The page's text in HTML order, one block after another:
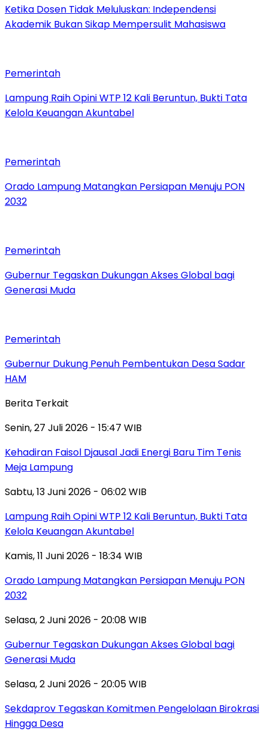
Ketika Dosen Tidak Meluluskan: Independensi
Akademik Bukan Sikap Mempersulit Mahasiswa
Pemerintah
Lampung Raih Opini WTP 12 Kali Beruntun, Bukti Tata
Kelola Keuangan Akuntabel
Pemerintah
Orado Lampung Matangkan Persiapan Menuju PON
2032
Pemerintah
Gubernur Tegaskan Dukungan Akses Global bagi
Generasi Muda
Pemerintah
Gubernur Dukung Penuh Pembentukan Desa Sadar
HAM
Berita Terkait
Senin, 27 Juli 2026 - 15:47 WIB
Kehadiran Faisol Djausal Jadi Energi Baru Tim Tenis
Meja Lampung
Sabtu, 13 Juni 2026 - 06:02 WIB
Lampung Raih Opini WTP 12 Kali Beruntun, Bukti Tata
Kelola Keuangan Akuntabel
Kamis, 11 Juni 2026 - 18:34 WIB
Orado Lampung Matangkan Persiapan Menuju PON
2032
Selasa, 2 Juni 2026 - 20:08 WIB
Gubernur Tegaskan Dukungan Akses Global bagi
Generasi Muda
Selasa, 2 Juni 2026 - 20:05 WIB
Sekdaprov Tegaskan Komitmen Pengelolaan Birokrasi
Hingga Desa